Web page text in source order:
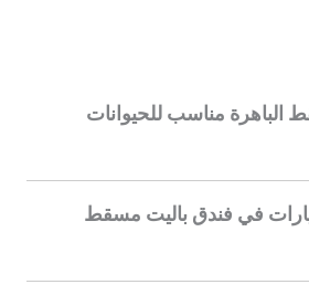
الباهرة مناسب للحيوانات
في فندق باليت مسقط